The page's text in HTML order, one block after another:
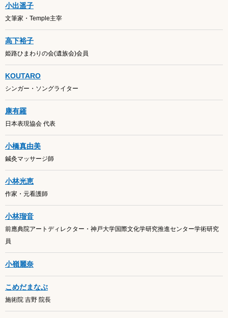
小出遥子
文筆家・Temple主宰
高下裕子
姫路ひまわりの会(遺族会)会員
KOUTARO
シンガー・ソングライター
康有羅
日本表現協会 代表
小橋真由美
鍼灸マッサージ師
小林光恵
作家・元看護師
小林瑠音
前應典院アートディレクター・神戸大学国際文化学研究推進センター学術研究
員
小嶺麗奈
こめだまなぶ
施術院 吉野 院長